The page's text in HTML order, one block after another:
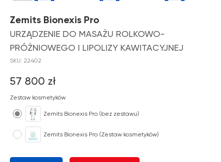
Zemits Bionexis Pro
URZĄDZENIE DO MASAŻU ROLKOWO-
PRÓŻNIOWEGO I LIPOLIZY KAWITACYJNEJ
SKU: 22402
57 800 zł
Zestaw kosmetyków
Zemits Bionexis Pro (bez zestawu)
Zemits Bionexis Pro (Zestaw kosmetyków)